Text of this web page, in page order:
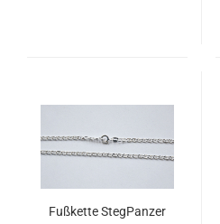
Fuß­ket­te Steg­Pan­zer